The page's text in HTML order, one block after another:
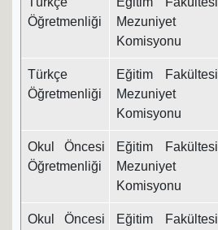
Öğretmenliği
Mezuniyet
Komisyonu
Türkçe
Öğretmenliği
Eğitim Fakültesi
Mezuniyet
Komisyonu
Okul Öncesi
Öğretmenliği
Eğitim Fakültesi
Mezuniyet
Komisyonu
Okul Öncesi
Eğitim Fakültesi